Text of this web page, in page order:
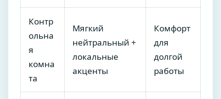
Контр
ольна
я
комна
та
Мягкий
нейтральный +
локальные
акценты
Комфорт
для
долгой
работы